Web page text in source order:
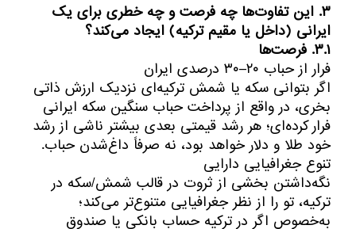
۳. این تفاوت‌ها چه فرصت و چه خطری برای یک
ایرانی (داخل یا مقیم ترکیه) ایجاد می‌کند؟
۳.۱. فرصت‌ها
فرار از حباب ۲۰–۳۰ درصدی ایران
اگر بتوانی سکه یا شمش ترکیه‌ای نزدیک ارزش ذاتی
بخری، در واقع از پرداخت حباب سنگین سکه ایرانی
فرار کرده‌ای؛ هر رشد قیمتی بعدی بیشتر ناشی از رشد
خود طلا و دلار خواهد بود، نه صرفاً داغ‌شدن حباب.
تنوع جغرافیایی دارایی
نگه‌داشتن بخشی از ثروت در قالب شمش/سکه در
ترکیه، تو را از نظر جغرافیایی متنوع‌تر می‌کند؛
به‌خصوص اگر در ترکیه حساب بانکی یا صندوق